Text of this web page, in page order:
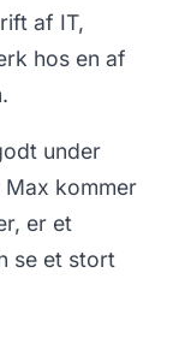
af IT,
hos en af
under
kommer
er et
se et stort